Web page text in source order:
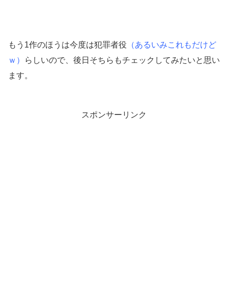
もう1作のほうは今度は犯罪者役 （あるいみこれもだけど
ｗ）
らしいので、後日そちらもチェックしてみたいと思い
ます。
スポンサーリンク